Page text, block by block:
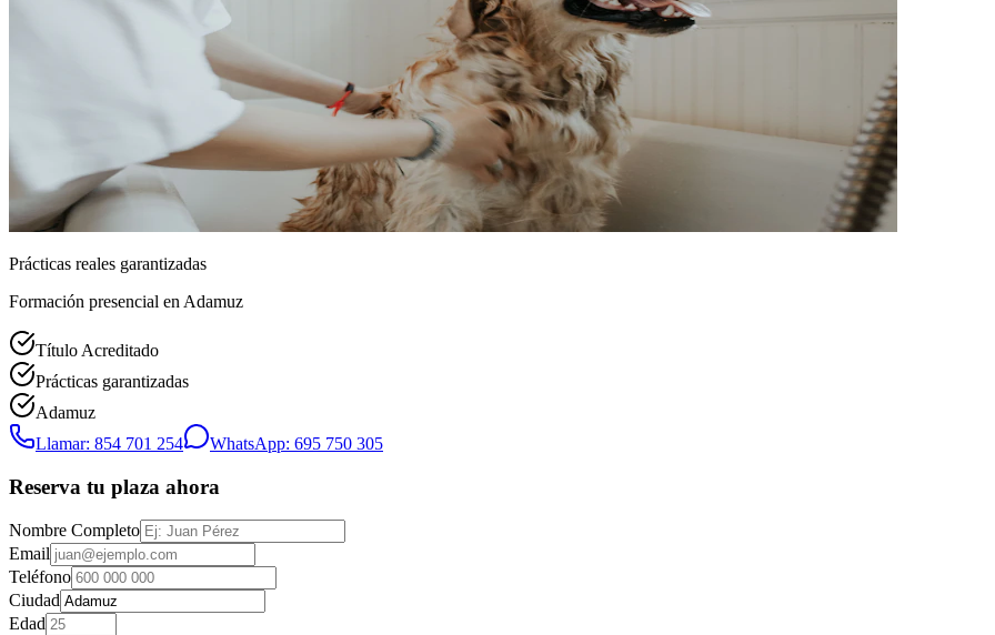
Prácticas reales garantizadas
Formación presencial en Adamuz
Título Acreditado
Prácticas garantizadas
Adamuz
Llamar: 854 701 254
WhatsApp: 695 750 305
Reserva tu plaza ahora
Nombre Completo
Email
Teléfono
Ciudad
Edad